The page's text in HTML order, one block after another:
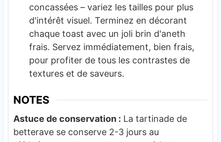
concassées – variez les tailles pour plus
d'intérêt visuel. Terminez en décorant
chaque toast avec un joli brin d'aneth
frais. Servez immédiatement, bien frais,
pour profiter de tous les contrastes de
textures et de saveurs.
NOTES
Astuce de conservation : La tartinade de
betterave se conserve 2-3 jours au